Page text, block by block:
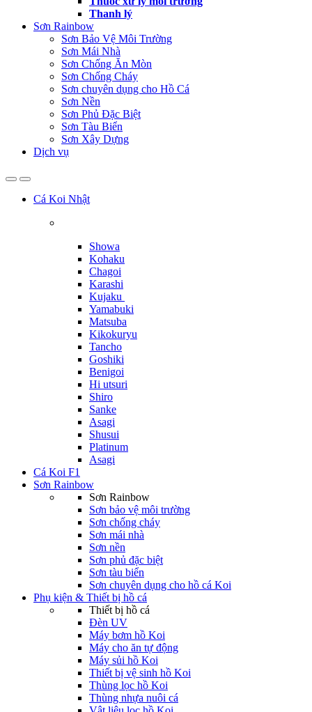
Thanh lý
Sơn Rainbow
Sơn Bảo Vệ Môi Trường
Sơn Mái Nhà
Sơn Chống Ăn Mòn
Sơn Chống Cháy
Sơn chuyên dụng cho Hồ Cá
Sơn Nền
Sơn Phủ Đặc Biệt
Sơn Tàu Biển
Sơn Xây Dựng
Dịch vụ
Cá Koi Nhật
Showa
Kohaku
Chagoi
Karashi
Kujaku
Yamabuki
Matsuba
Kikokuryu
Tancho
Goshiki
Benigoi
Hi utsuri
Shiro
Sanke
Asagi
Shusui
Platinum
Asagi
Cá Koi F1
Sơn Rainbow
Sơn Rainbow
Sơn bảo vệ môi trường
Sơn chống cháy
Sơn mái nhà
Sơn nền
Sơn phủ đặc biệt
Sơn tàu biển
Sơn chuyên dụng cho hồ cá Koi
Phụ kiện & Thiết bị hồ cá
Thiết bị hồ cá
Đèn UV
Máy bơm hồ Koi
Máy cho ăn tự động
Máy sủi hồ Koi
Thiết bị vệ sinh hồ Koi
Thùng lọc hồ Koi
Thùng nhựa nuôi cá